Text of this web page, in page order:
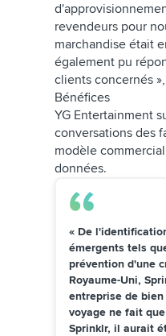
revendeurs pour
marchandise était
également pu
clients concernés
Bénéfices
YG Entertainment
conversations des
modèle
données.
« De
émergents tels
prévention d'une
Royaume-Uni,
entreprise de
voyage ne fait
Sprinklr, il aurait